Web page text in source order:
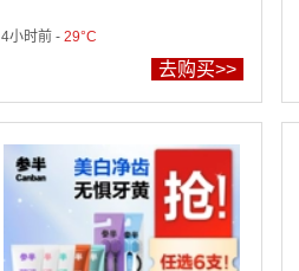
4小时前 - 29°C
去购买>>